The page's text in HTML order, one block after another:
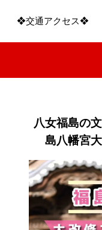
❖交通アクセス❖
八女福島の
島八幡宮